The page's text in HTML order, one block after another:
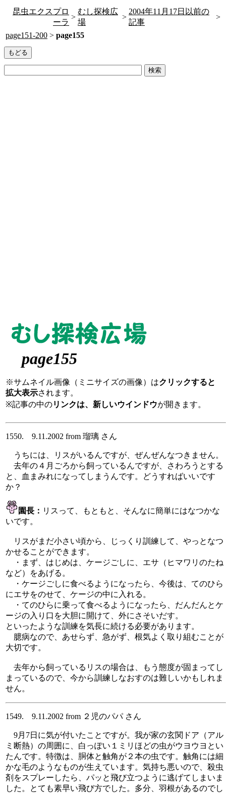
昆虫エクスプロ
ーラ
>
むし探検広
場
>
2004年11月17日以前の
記事
>
page151-200 > page155
page155
※サムネイル画像（ミニサイズの画像）はクリックすると
拡大表示されます。
※記事の中のリンクは、新しいウインドウが開きます。
1550. 9.11.2002 from 瑠璃 さん
うちには、リスがいるんですが、ぜんぜんなつきません。
去年の４月ごろから飼っているんですが、さわろうとする
と、血まみれになってしまうんです。どうすればいいです
か？
園長： リスって、もともと、そんなに簡単にはなつかな
いです。
リスがまだ小さい頃から、じっくり訓練して、やっとなつ
かせることができます。
・まず、はじめは、ケージごしに、エサ（ヒマワリのたね
など）をあげる。
・ケージごしに食べるようになったら、今後は、てのひら
にエサをのせて、ケージの中に入れる。
・てのひらに乗って食べるようになったら、だんだんとケ
ージの入り口を大胆に開けて、外にさそいだす。
といったような訓練を気長に続ける必要があります。
臆病なので、あせらず、急がず、根気よく取り組むことが
大切です。
去年から飼っているリスの場合は、もう態度が固まってし
まっているので、今から訓練しなおすのは難しいかもしれま
せん。
1549. 9.11.2002 from ２児のパパ さん
9月7日に気が付いたことですが。我が家の玄関ドア（アル
ミ断熱）の周囲に、白っぽい１ミリほどの虫がウヨウヨとい
たんです。特徴は、胴体と触角が２本の虫です。触角には細
かな毛のようなものが生えています。気持ち悪いので、殺虫
剤をスプレーしたら、パッと飛び立つように逃げてしまいま
した。とても素早い飛び方でした。多分、羽根があるのでし